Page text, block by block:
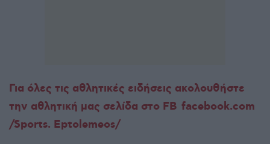
Για όλες τις αθλητικές ειδήσεις ακολουθήστε
την αθλητική μας σελίδα στο FB facebook.com
/Sports. Eptolemeos/